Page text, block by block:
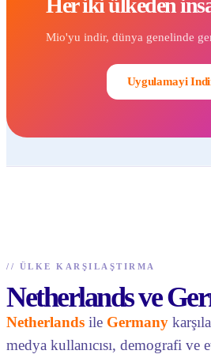
Mio'yu indir, dünya genelinde
Uygulamayi
// ÜLKE KARŞILAŞTIRMA
Netherlands ve
Netherlands ile Germany
medya kullanıcısı, demografi ve